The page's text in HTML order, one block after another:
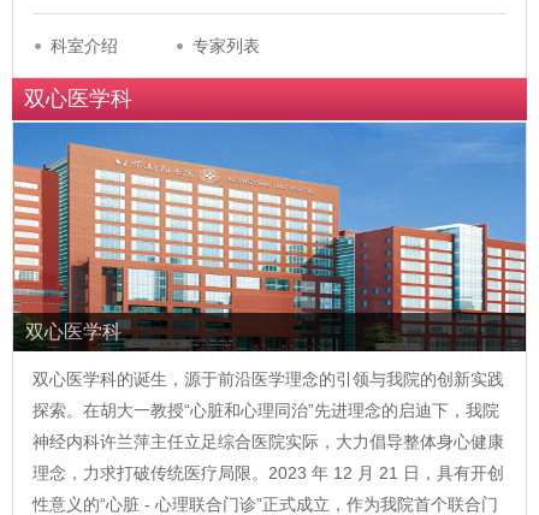
科室介绍 专家列表
双心医学科
双心医学科
双心医学科的诞生，源于前沿医学理念的引领与我院的创新实践
探索。在胡大一教授“心脏和心理同治”先进理念的启迪下，我院
神经内科许兰萍主任立足综合医院实际，大力倡导整体身心健康
理念，力求打破传统医疗局限。2023 年 12 月 21 日，具有开创
性意义的“心脏 - 心理联合门诊”正式成立，作为我院首个联合门